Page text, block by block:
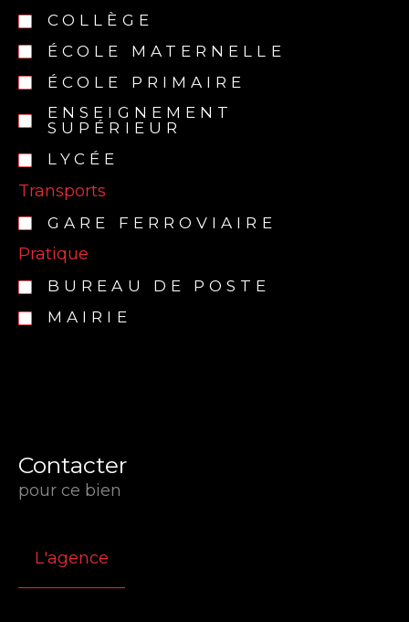
COLLÈGE
ÉCOLE MATERNELLE
ÉCOLE PRIMAIRE
ENSEIGNEMENT
SUPÉRIEUR
LYCÉE
Transports
GARE FERROVIAIRE
Pratique
BUREAU DE POSTE
MAIRIE
Contacter
pour ce bien
L'agence